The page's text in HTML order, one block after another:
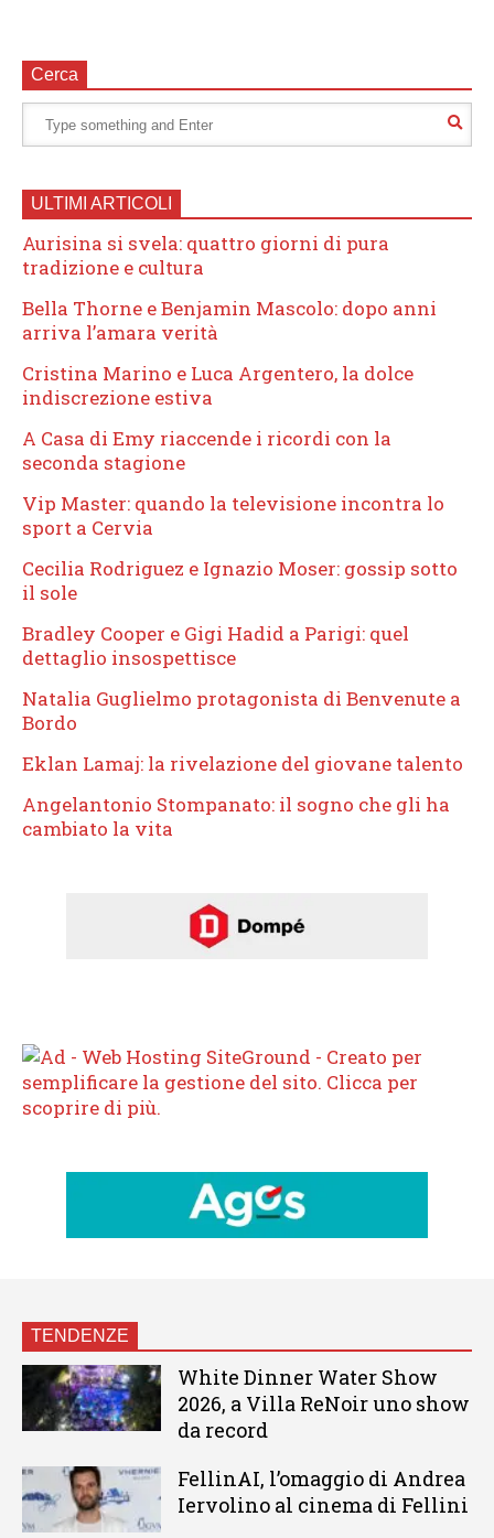
Cerca
ULTIMI ARTICOLI
Aurisina si svela: quattro giorni di pura
tradizione e cultura
Bella Thorne e Benjamin Mascolo: dopo anni
arriva l’amara verità
Cristina Marino e Luca Argentero, la dolce
indiscrezione estiva
A Casa di Emy riaccende i ricordi con la
seconda stagione
Vip Master: quando la televisione incontra lo
sport a Cervia
Cecilia Rodriguez e Ignazio Moser: gossip sotto
il sole
Bradley Cooper e Gigi Hadid a Parigi: quel
dettaglio insospettisce
Natalia Guglielmo protagonista di Benvenute a
Bordo
Eklan Lamaj: la rivelazione del giovane talento
Angelantonio Stompanato: il sogno che gli ha
cambiato la vita
TENDENZE
White Dinner Water Show
2026, a Villa ReNoir uno show
da record
FellinAI, l’omaggio di Andrea
Iervolino al cinema di Fellini